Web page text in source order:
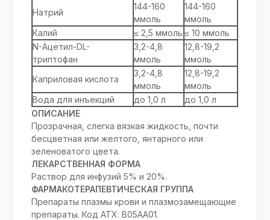
Натрий
144-160
ммоль
144-160
ммоль
Калий
≤ 2,5 ммоль ≤ 10 ммоль
N-Ацетил-DL-
триптофан
3,2-4,8
ммоль
12,8-19,2
ммоль
Каприловая кислота
3,2-4,8
ммоль
12,8-19,2
ммоль
Вода для инъекций
до 1,0 л
до 1,0 л
ОПИСАНИЕ
Прозрачная, слегка вязкая жидкость, почти
бесцветная или желтого, янтарного или
зеленоватого цвета.
ЛЕКАРСТВЕННАЯ ФОРМА
Раствор для инфузий 5% и 20%.
ФАРМАКОТЕРАПЕВТИЧЕСКАЯ ГРУППА
Препараты плазмы крови и плазмозамещающие
препараты. Код АТХ: B05AA01.